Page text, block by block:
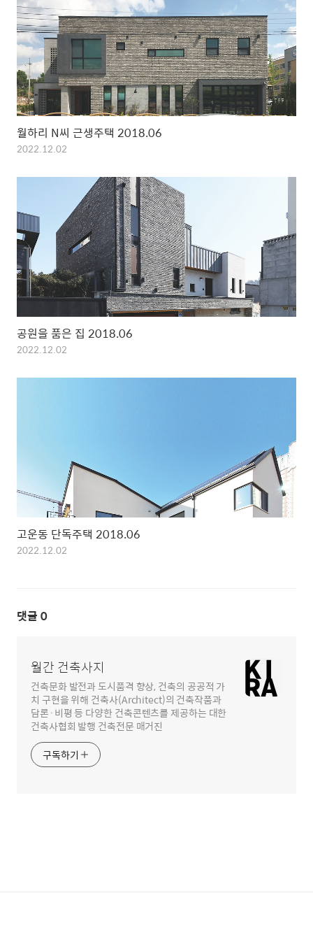
월하리 N씨 근생주택 2018.06
2022.12.02
공원을 품은 집 2018.06
2022.12.02
고운동 단독주택 2018.06
2022.12.02
댓글 0
월간 건축사지
건축문화 발전과 도시품격 향상, 건축의 공공적 가
치 구현을 위해 건축사(Architect)의 건축작품과
담론·비평 등 다양한 건축콘텐츠를 제공하는 대한
건축사협회 발행 건축전문 매거진
구독하기